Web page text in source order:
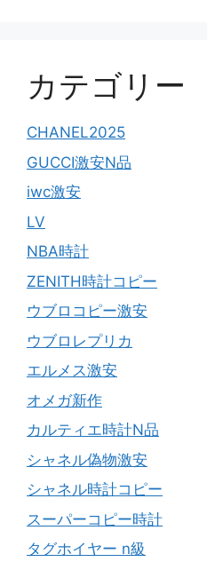
カテゴリー
CHANEL2025
GUCCI激安N品
iwc激安
LV
NBA時計
ZENITH時計コピー
ウブロコピー激安
ウブロレプリカ
エルメス激安
オメガ新作
カルティエ時計N品
シャネル偽物激安
シャネル時計コピー
スーパーコピー時計
タグホイヤー n級